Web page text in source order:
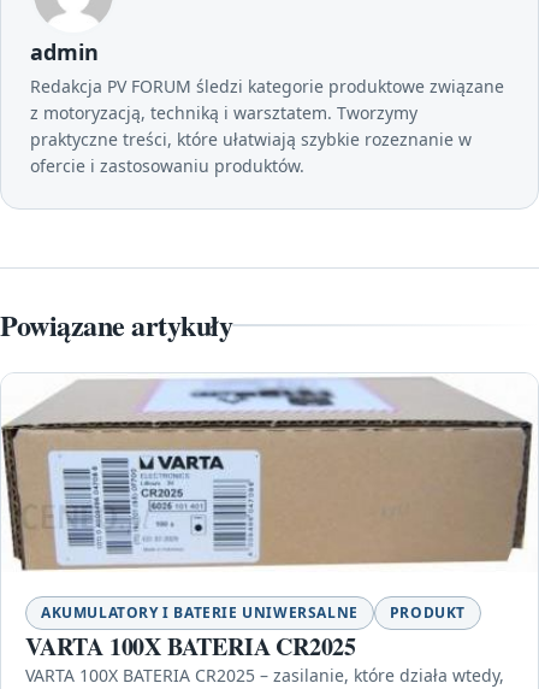
admin
Redakcja PV FORUM śledzi kategorie produktowe związane
z motoryzacją, techniką i warsztatem. Tworzymy
praktyczne treści, które ułatwiają szybkie rozeznanie w
ofercie i zastosowaniu produktów.
Powiązane artykuły
AKUMULATORY I BATERIE UNIWERSALNE PRODUKT
VARTA 100X BATERIA CR2025
VARTA 100X BATERIA CR2025 – zasilanie, które działa wtedy,